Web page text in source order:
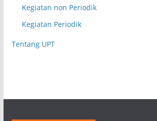
Kegiatan non Periodik
Kegiatan Periodik
Tentang UPT